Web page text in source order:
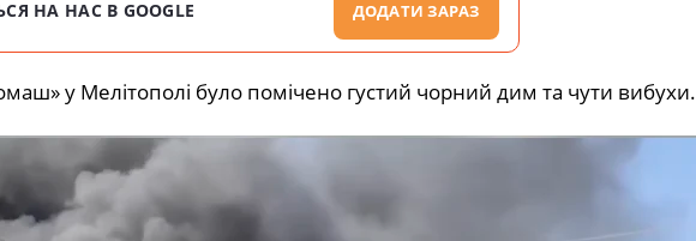
НА НАС В GOOGLE ДОДАТИ ЗАРАЗ
у Мелітополі було помічено густий чорний дим та чути вибухи.